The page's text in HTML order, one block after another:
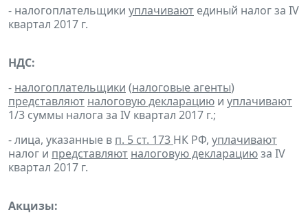
- налогоплательщики уплачивают единый налог за IV
квартал 2017 г.
НДС:
- налогоплательщики (налоговые агенты)
представляют налоговую декларацию и уплачивают
1/3 суммы налога за IV квартал 2017 г.;
- лица, указанные в п. 5 ст. 173 НК РФ, уплачивают
налог и представляют налоговую декларациюза IV
квартал 2017 г.
Акцизы: